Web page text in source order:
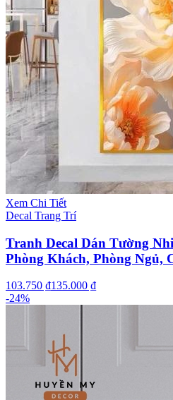
Xem Chi Tiết
Decal Trang Trí
Tranh Decal Dán Tường
Phòng Khách, Phòng Ngủ,
103.750 ₫135.000 ₫
-24%